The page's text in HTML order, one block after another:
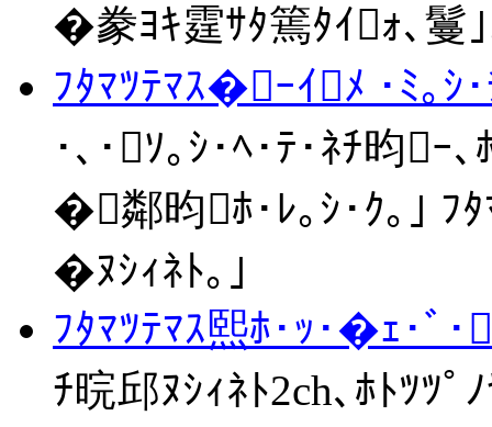
�豢ﾖｷ霆ｻﾀ篶ﾀｲｫ､鬘｣
ﾌﾀﾏﾂﾃﾏｽ�ｰｲﾒ ･ﾐ｡
･､･ｿ｡ｼ･ﾍ･ﾃ･ﾈﾁ昀ｰ
�鄰昀ﾎ･ﾚ｡ｼ･ｸ｡｣ ﾌﾀ
�ﾇｼｨﾈﾄ｡｣
ﾌﾀﾏﾂﾃﾏｽ熙ﾎ･ｯ･�ｪ･ﾞ･
ﾁ晥邱ﾇｼｨﾈﾄ2ch､ﾎﾄﾂﾂﾟ